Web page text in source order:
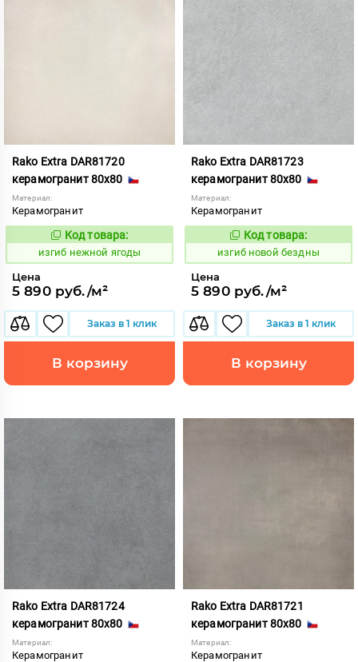
Rako Extra DAR81720
керамогранит 80x80
Материал:
Керамогранит
570624
Код товара:
изгиб нежной ягоды
Цена
5 890 руб./м²
Заказ в 1 клик
В корзину
Rako Extra DAR81723
керамогранит 80x80
Материал:
Керамогранит
570627
Код товара:
изгиб новой бездны
Цена
5 890 руб./м²
Заказ в 1 клик
В корзину
Rako Extra DAR81724
керамогранит 80x80
Материал:
Керамогранит
Rako Extra DAR81721
керамогранит 80x80
Материал:
Керамогранит